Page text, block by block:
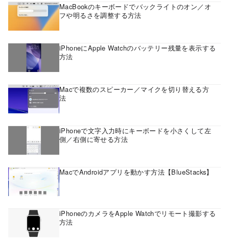
MacBookのキーボードでバックライトのオン／オ
フや明るさを調整する方法
iPhoneにApple Watchのバッテリー残量を表示する
方法
Macで複数のスピーカー／マイクを切り替える方
法
iPhoneで文字入力時にキーボードを小さくして左
側／右側に寄せる方法
MacでAndroidアプリを動かす方法【BlueStacks】
iPhoneのカメラをApple Watchでリモート撮影する
方法